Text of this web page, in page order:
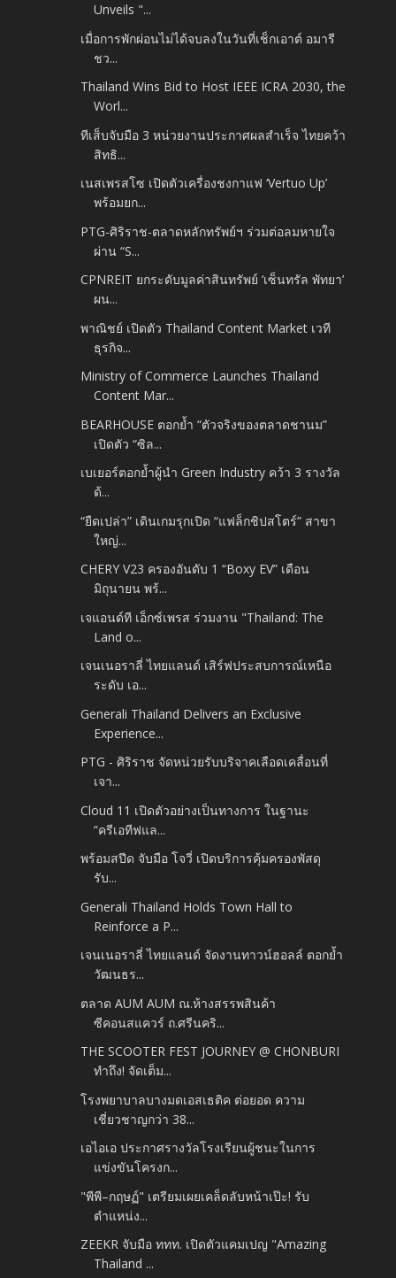
Unveils "...
เมื่อการพักผ่อนไม่ได้จบลงในวันที่เช็กเอาต์ อมารี
ชว...
Thailand Wins Bid to Host IEEE ICRA 2030, the
Worl...
ทีเส็บจับมือ 3 หน่วยงานประกาศผลสำเร็จ ไทยคว้า
สิทธิ...
เนสเพรสโซ เปิดตัวเครื่องชงกาแฟ ‘Vertuo Up’
พร้อมยก...
PTG-ศิริราช-ตลาดหลักทรัพย์ฯ ร่วมต่อลมหายใจ
ผ่าน “S...
CPNREIT ยกระดับมูลค่าสินทรัพย์ ‘เซ็นทรัล พัทยา’
ผน...
พาณิชย์ เปิดตัว Thailand Content Market เวที
ธุรกิจ...
Ministry of Commerce Launches Thailand
Content Mar...
BEARHOUSE ตอกย้ำ “ตัวจริงของตลาดชานม”
เปิดตัว “ซิล...
เบเยอร์ตอกย้ำผู้นำ Green Industry คว้า 3 รางวัล
ด้...
“ยืดเปล่า” เดินเกมรุกเปิด “แฟล็กชิปสโตร์” สาขา
ใหญ่...
CHERY V23 ครองอันดับ 1 “Boxy EV” เดือน
มิถุนายน พร้...
เจแอนด์ที เอ็กซ์เพรส ร่วมงาน "Thailand: The
Land o...
เจนเนอราลี่ ไทยแลนด์ เสิร์ฟประสบการณ์เหนือ
ระดับ เอ...
Generali Thailand Delivers an Exclusive
Experience...
PTG - ศิริราช จัดหน่วยรับบริจาคเลือดเคลื่อนที่
เจา...
Cloud 11 เปิดตัวอย่างเป็นทางการ ในฐานะ
“ครีเอทีฟแล...
พร้อมสปีด จับมือ โจวี่ เปิดบริการคุ้มครองพัสดุ
รับ...
Generali Thailand Holds Town Hall to
Reinforce a P...
เจนเนอราลี่ ไทยแลนด์ จัดงานทาวน์ฮอลล์ ตอกย้ำ
วัฒนธร...
ตลาด AUM AUM ณ.ห้างสรรพสินค้า
ซีคอนสแควร์ ถ.ศรีนคริ...
THE SCOOTER FEST JOURNEY @ CHONBURI
ทำถึง! จัดเต็ม...
โรงพยาบาลบางมดเอสเธติค ต่อยอด ความ
เชี่ยวชาญกว่า 38...
เอไอเอ ประกาศรางวัลโรงเรียนผู้ชนะในการ
แข่งขันโครงก...
"พีพี–กฤษฏ์" เตรียมเผยเคล็ดลับหน้าเป๊ะ! รับ
ตำแหน่ง...
ZEEKR จับมือ ททท. เปิดตัวแคมเปญ "Amazing
Thailand ...